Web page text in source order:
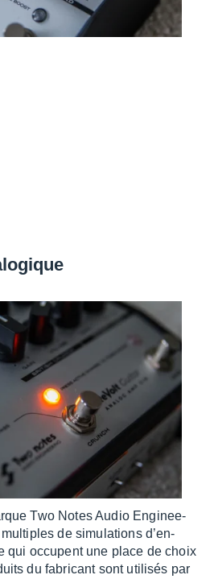
Two Notes Audio Engi­nee­
de simu­la­tions d’en­
qui occupent une place de choix
du fabri­cant sont utili­sés par